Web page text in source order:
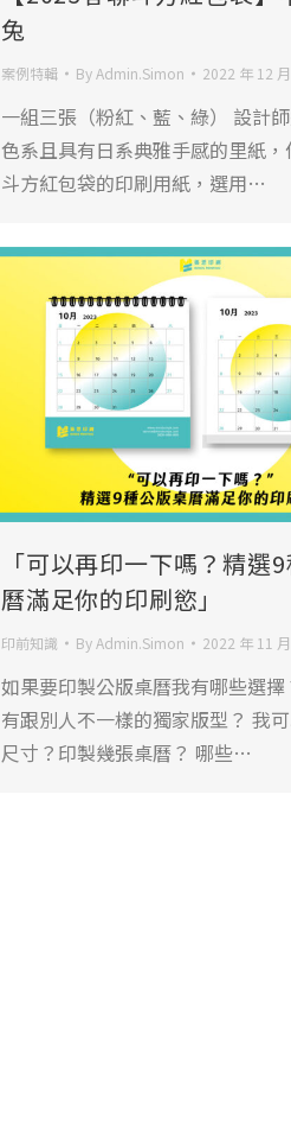
兔
案例特輯 ByAdmin.Simon 2022 年 12
一組三張（粉紅、藍、綠） 設計
色系且具有日系典雅手感的里紙
斗方紅包袋的印刷用紙，選用…
「可以再印一下嗎？精選
曆滿足你的印刷慾」
印前知識 ByAdmin.Simon 2022 年 11
如果要印製公版桌曆我有哪些選擇
有跟別人不一樣的獨家版型？ 我
尺寸？印製幾張桌曆？ 哪些…